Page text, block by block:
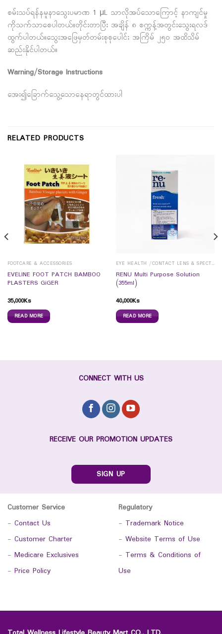
စမ်းသပ်ရန်နမူနာသွေးပမာဏ 1 μL သာလိုအပ်သောကြောင့် နာကျင်မှု
ကိုသက်သာစေပါတယ်။တိုင်းတာပြီး အချိန် ၈ စက္ကန့်အတွင်းသွေးရလဒ်
ထွက်ပါတယ်။သွေးအဖြေမှတ်တမ်းစုစုပေါင်း အကြိမ် ၂၅၀ အထိသိမ်
ဆည်းနိုင်ပါတယ်။
Warning/Storage Instructions
အေး၍ခြောက်သွေ့သောနေရာတွင်ထားပါ
RELATED PRODUCTS
FOOTCARE & ACCESSORIES
EVELINE FOOT PATCH BAMBOO
PLASTERS GiGER
35,000Ks
READ MORE
EYE HEALTH /CONTACT LENS & SPECTICALS
RENU Multi Purpose Solution
(355ml)
40,000Ks
READ MORE
CONNECT WITH US
RECEIVE OUR PROMOTION UPDATES
SIGN UP
Customer Service
- Contact Us
- Customer Charter
- Medicare Exclusives
- Price Policy
Regulatory
- Trademark Notice
- Website Terms of Use
- Terms & Conditions of
Use